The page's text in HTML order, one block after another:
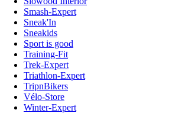
Smash-Expert
Sneak'In
Sneakids
Sport is good
Training-Fit
Trek-Expert
Triathlon-Expert
TripnBikers
Vélo-Store
Winter-Expert